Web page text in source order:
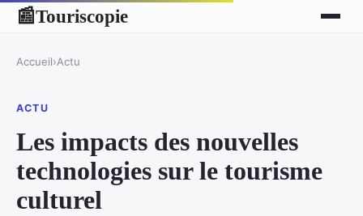
📰Touriscopie
Accueil›Actu
ACTU
Les impacts des nouvelles
technologies sur le tourisme
culturel